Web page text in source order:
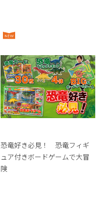
恐竜好き必見！ 恐竜フィギ
ュア付きボードゲームで大冒
険